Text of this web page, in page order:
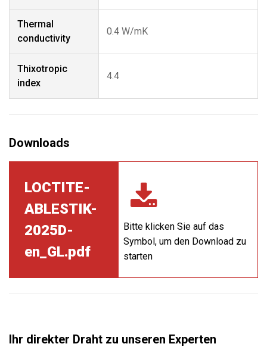
Thermal
conductivity
0.4 W/mK
Thixotropic
index
4.4
LOCTITE-
ABLESTIK-
2025D-
en_GL.pdf
Bitte klicken Sie auf das
Symbol, um den Download zu
starten
Ihr direkter Draht zu unseren Experten